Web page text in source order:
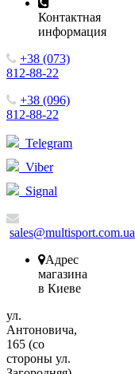
Контактная
информация
+38 (073)
812-88-22
+38 (096)
812-88-22
Telegram
Viber
Signal
sales@multisport.com.ua
Адрес
магазина
в Киеве
ул.
Антоновича,
165 (со
стороны ул.